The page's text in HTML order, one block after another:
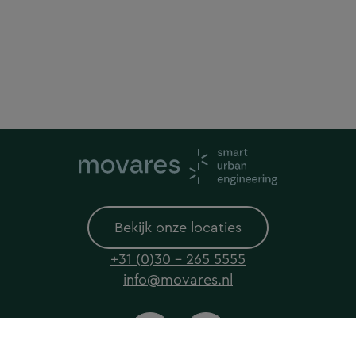
Bekijk onze locaties
+31 (0)30 - 265 5555
info@movares.nl